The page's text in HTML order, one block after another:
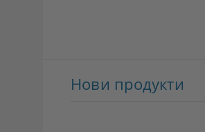
Нови продукти